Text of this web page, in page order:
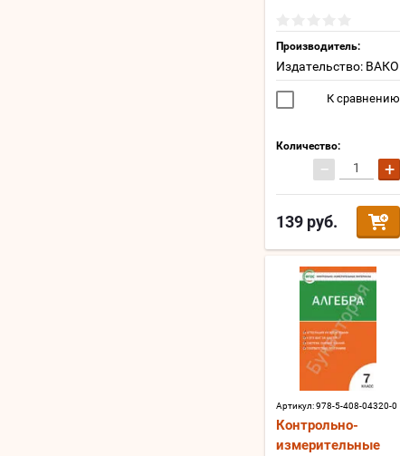
Производитель:
Издательство: ВАКО
К сравнению
Количество:
− +
139 руб.
Артикул:978-5-408-04320-0
Контрольно-
измерительные